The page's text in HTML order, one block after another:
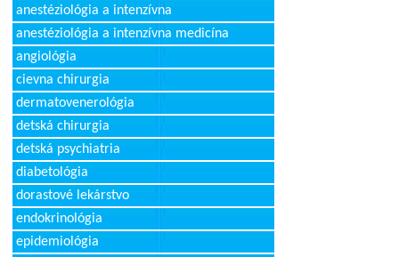
anestéziológia a intenzívna
anestéziológia a intenzívna medicína
angiológia
cievna chirurgia
dermatovenerológia
detská chirurgia
detská psychiatria
diabetológia
dorastové lekárstvo
endokrinológia
epidemiológia